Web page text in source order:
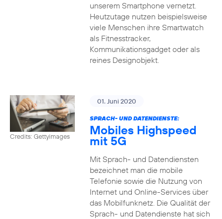
unserem Smartphone vernetzt.
Heutzutage nutzen beispielsweise
viele Menschen ihre Smartwatch
als Fitnesstracker,
Kommunikationsgadget oder als
reines Designobjekt.
Credits: Gettyimages
01. Juni 2020
SPRACH- UND DATENDIENSTE:
Mobiles Highspeed
mit 5G
Mit Sprach- und Datendiensten
bezeichnet man die mobile
Telefonie sowie die Nutzung von
Internet und Online-Services über
das Mobilfunknetz. Die Qualität der
Sprach- und Datendienste hat sich